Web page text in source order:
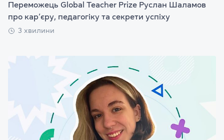
Переможець Global Teacher Prize Руслан Шаламов
про кар’єру, педагогіку та секрети успіху
3 хвилини